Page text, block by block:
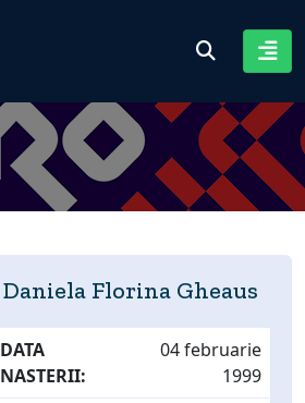
Daniela Florina Gheaus
DATA
NASTERII:
04 februarie
1999